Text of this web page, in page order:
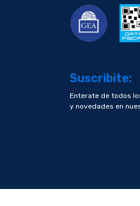
Suscribite:
Enterate de todos
y novedades en